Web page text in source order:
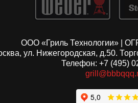
ООО «Гриль Технологии» |
ул. Нижегородская, д.50.
Телефон: +7 (495)